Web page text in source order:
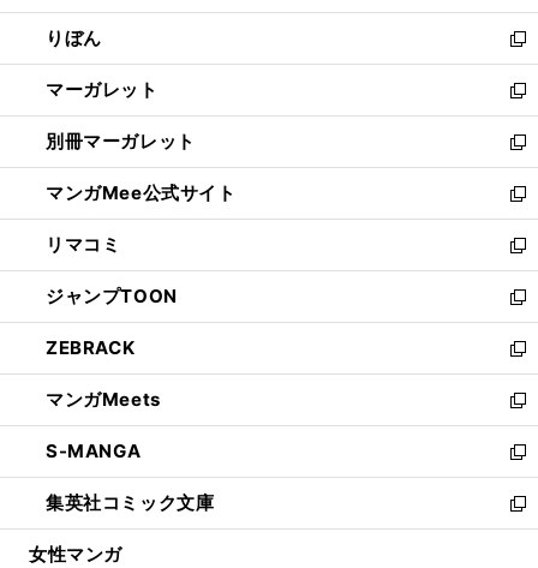
開
く
ウ
で
開
く
ン
ド
ウ
で
開
く
ウ
ィ
ン
ド
ウ
で
開
く
りぼん
新
し
い
ウ
ィ
ン
ド
ウ
で
開
く
マーガレット
新
し
い
ウ
ィ
ン
ド
ウ
で
開
く
別冊マーガレット
新
し
い
ウ
ィ
ン
ド
ウ
で
開
く
マンガMee公式サイト
新
し
い
ウ
ィ
ン
ド
ウ
で
開
く
リマコミ
新
し
い
ウ
ィ
ン
ド
ウ
で
開
く
ジャンプTOON
新
し
い
ウ
ィ
ン
ド
ウ
で
開
ZEBRACK
新
し
い
ウ
ィ
ン
ド
ウ
マンガMeets
新
し
い
ウ
ィ
ン
S-MANGA
新
し
い
ウ
集英社コミック文庫
新
し
女性マンガ